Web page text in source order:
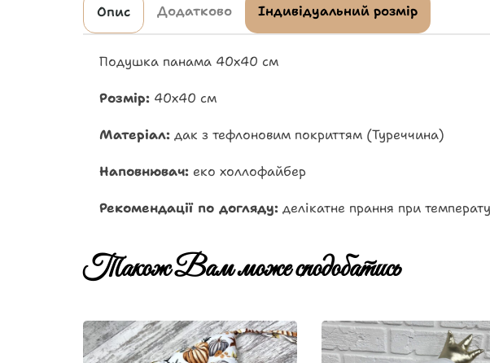
Опис Додатково Індивідуальний розмір
Подушка панама 40х40 см
Розмір: 40х40 см
Матеріал: дак з тефлоновим покриттям (Туреччина)
Наповнювач: еко холлофайбер
Рекомендації по догляду: делікатне прання при
Також Вам може сподобатись